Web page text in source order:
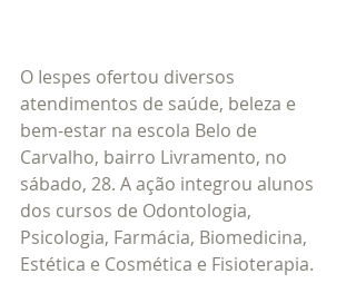
O Iespes ofertou diversos
atendimentos de saúde, beleza e
bem-estar na escola Belo de
Carvalho, bairro Livramento, no
sábado, 28. A ação integrou alunos
dos cursos de Odontologia,
Psicologia, Farmácia, Biomedicina,
Estética e Cosmética e Fisioterapia.